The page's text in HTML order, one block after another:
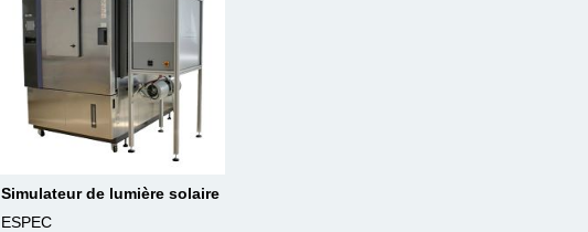
Simulateur de lumière solaire
ESPEC